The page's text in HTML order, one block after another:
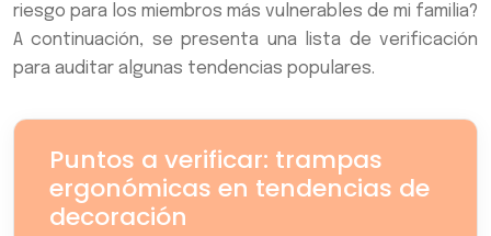
riesgo para los miembros más vulnerables de mi familia?
A continuación, se presenta una lista de verificación
para auditar algunas tendencias populares.
Puntos a verificar: trampas
ergonómicas en tendencias de
decoración